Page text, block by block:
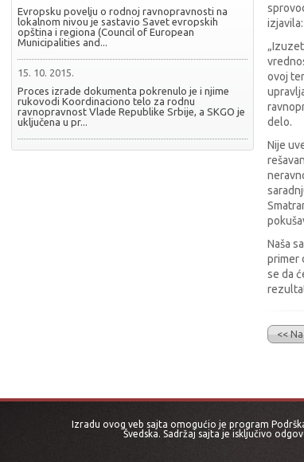
Evropsku povelju o rodnoj ravnopravnosti na
lokalnom nivou je sastavio Savet evropskih
opština i regiona (Council of European
Municipalities and...
15. 10. 2015.
Proces izrade dokumenta pokrenulo je i njime
rukovodi Koordinaciono telo za rodnu
ravnopravnost Vlade Republike Srbije, a SKGO je
uključena u pr...
izjavila:
ovoj
delo.
Nije
Naša
primer
se da
<<
Izradu ovog veb sajta omogućio je program
Švedska. Sadržaj sajta je isključivo